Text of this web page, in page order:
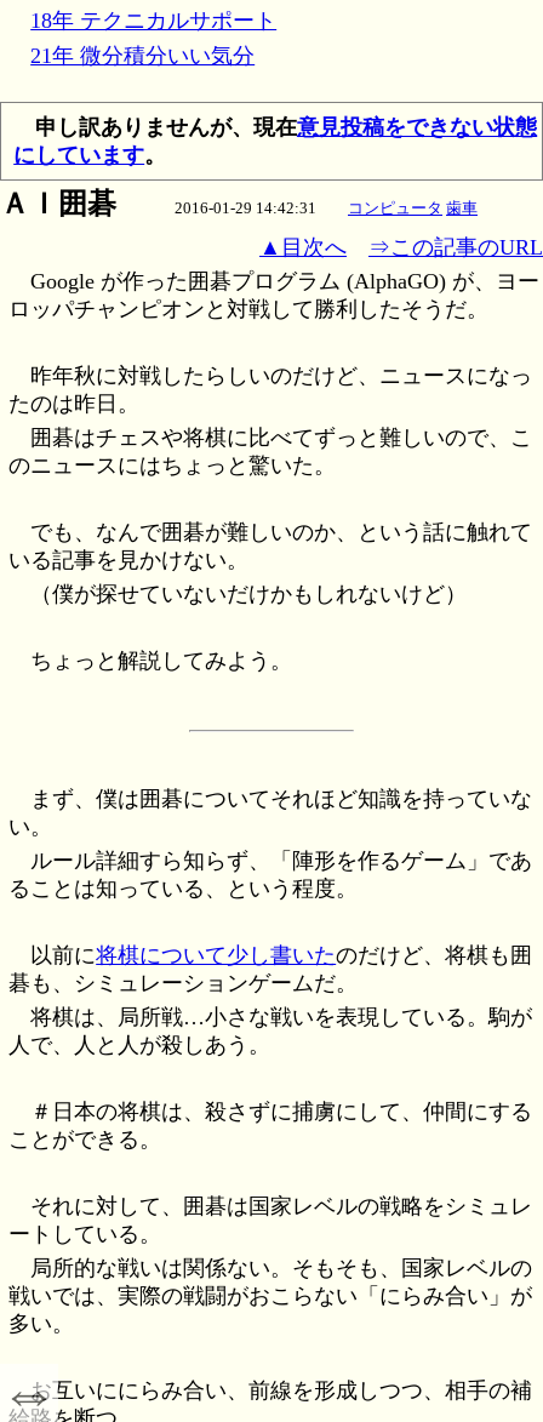
18年 テクニカルサポート
21年 微分積分いい気分
申し訳ありませんが、現在意見投稿をできない状態
にしています。
ＡＩ囲碁 2016-01-29 14:42:31 コンピュータ 歯車
▲目次へ
⇒この記事のURL
Google が作った囲碁プログラム (AlphaGO) が、ヨー
ロッパチャンピオンと対戦して勝利したそうだ。
昨年秋に対戦したらしいのだけど、ニュースになっ
たのは昨日。
囲碁はチェスや将棋に比べてずっと難しいので、こ
のニュースにはちょっと驚いた。
でも、なんで囲碁が難しいのか、という話に触れて
いる記事を見かけない。
（僕が探せていないだけかもしれないけど）
ちょっと解説してみよう。
まず、僕は囲碁についてそれほど知識を持っていな
い。
ルール詳細すら知らず、「陣形を作るゲーム」であ
ることは知っている、という程度。
以前に将棋について少し書いたのだけど、将棋も囲
碁も、シミュレーションゲームだ。
将棋は、局所戦…小さな戦いを表現している。駒が
人で、人と人が殺しあう。
＃日本の将棋は、殺さずに捕虜にして、仲間にする
ことができる。
それに対して、囲碁は国家レベルの戦略をシミュレ
ートしている。
局所的な戦いは関係ない。そもそも、国家レベルの
戦いでは、実際の戦闘がおこらない「にらみ合い」が
多い。
お互いににらみ合い、前線を形成しつつ、相手の補
⇔